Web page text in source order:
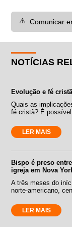
⚠️ Comunicar
NOTÍCIAS
Evolução e fé
Quais as
fé cristã? É
LER MAIS
Bispo é preso
igreja em Nova
A três meses do
norte-americano,
LER MAIS